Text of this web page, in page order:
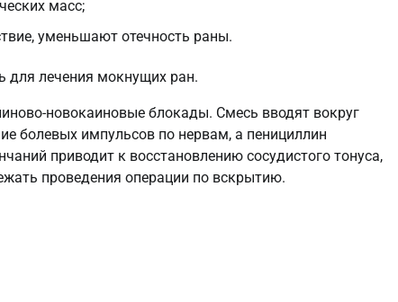
масс;
уменьшают отечность раны.
для лечения мокнущих ран.
новокаиновые блокады. Смесь вводят вокруг
болевых импульсов по нервам, а пенициллин
приводит к восстановлению сосудистого тонуса,
проведения операции по вскрытию.